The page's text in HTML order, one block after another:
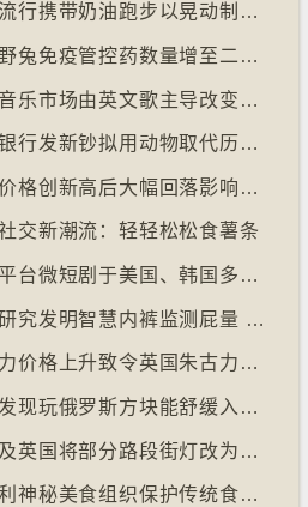
【十万八千里】各地流行携带奶油跑步以晃动制造新鲜牛油
【十万八千里】澳洲野兔免疫管控药数量增至二亿只
【十万八千里】流行音乐市场由英文歌主导改变为多国语言歌曲
【十万八千里】英伦银行发新钞拟用动物取代历史人物
【十万八千里】可可价格创新高后大幅回落影响农民生计
交新潮流：轻轻松松食薯条
【十万八千里】社交平台微短剧于美国、韩国多地掀热潮
【十万八千里】美国研究发明智慧内裤监测屁量 以助改善消化系统
【十万八千里】朱古力价格上升致令英国朱古力盗窃案高升
【十万八千里】研究发现玩俄罗斯方块能舒缓入侵性创伤后遗症
【十万八千里】荷兰及英国将部分路段街灯改为红色
【十万八千里】意大利神秘美食组织保护传统食物、烹饪方法和菜肴